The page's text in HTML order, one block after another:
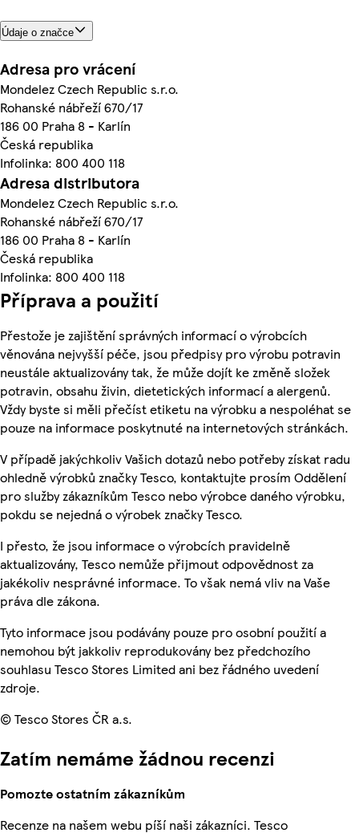
Údaje o značce
Adresa pro vrácení
Mondelez Czech Republic s.r.o.
Rohanské nábřeží 670/17
186 00 Praha 8 - Karlín
Česká republika
Infolinka: 800 400 118
Adresa distributora
Mondelez Czech Republic s.r.o.
Rohanské nábřeží 670/17
186 00 Praha 8 - Karlín
Česká republika
Infolinka: 800 400 118
Příprava a použití
Přestože je zajištění správných informací o výrobcích
věnována nejvyšší péče, jsou předpisy pro výrobu potravin
neustále aktualizovány tak, že může dojít ke změně složek
potravin, obsahu živin, dietetických informací a alergenů.
Vždy byste si měli přečíst etiketu na výrobku a nespoléhat se
pouze na informace poskytnuté na internetových stránkách.
V případě jakýchkoliv Vašich dotazů nebo potřeby získat radu
ohledně výrobků značky Tesco, kontaktujte prosím Oddělení
pro služby zákazníkům Tesco nebo výrobce daného výrobku,
pokdu se nejedná o výrobek značky Tesco.
I přesto, že jsou informace o výrobcích pravidelně
aktualizovány, Tesco nemůže přijmout odpovědnost za
jakékoliv nesprávné informace. To však nemá vliv na Vaše
práva dle zákona.
Tyto informace jsou podávány pouze pro osobní použití a
nemohou být jakkoliv reprodukovány bez předchozího
souhlasu Tesco Stores Limited ani bez řádného uvedení
zdroje.
© Tesco Stores ČR a.s.
Zatím nemáme žádnou recenzi
Pomozte ostatním zákazníkům
Recenze na našem webu píší naši zákazníci. Tesco